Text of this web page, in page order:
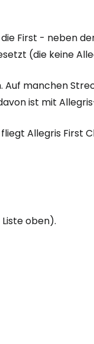
First - neben
(die keine
manchen
ist mit
Allegris First
oben).